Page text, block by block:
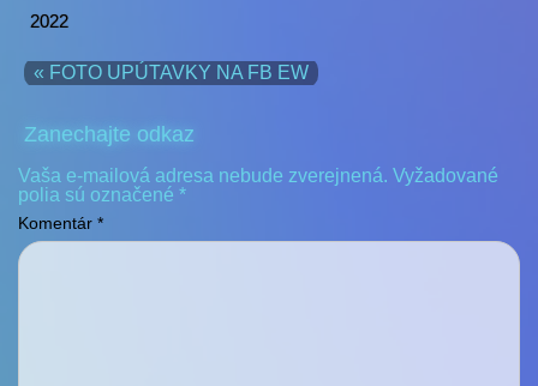
2022
« FOTO UPÚTAVKY NA FB EW
Zanechajte odkaz
Vaša e-mailová adresa nebude zverejnená. Vyžadované
polia sú označené *
Komentár *